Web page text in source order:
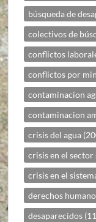
búsqueda de
colectivos de
conflictos
conflictos por
contaminacion
contaminacion
crisis del agua
crisis en el sector
crisis en el
derechos
desaparecidos